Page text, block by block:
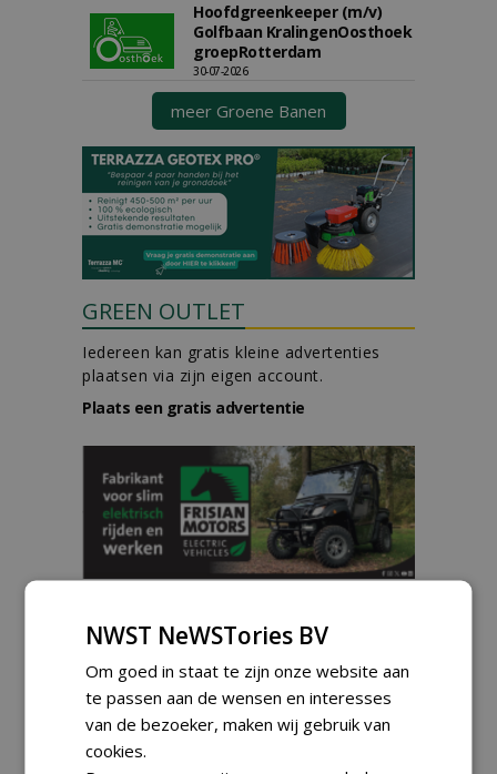
Hoofdgreenkeeper (m/v)
Golfbaan KralingenOosthoek
groepRotterdam
30-07-2026
meer Groene Banen
GREEN OUTLET
Iedereen kan gratis kleine advertenties
plaatsen via zijn eigen account.
Plaats een gratis advertentie
Vakdag 'All About Annuals'
zet eenjarige planten
centraal in Appeltern
donderdag 27 augustus 2026
DCM Innovation Expo op 1 en
NWST NeWSTories BV
Om goed in staat te zijn onze website aan
te passen aan de wensen en interesses
van de bezoeker, maken wij gebruik van
cookies.